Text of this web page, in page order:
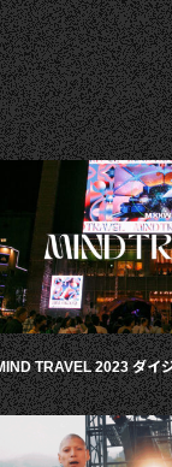
TRAVEL 2023 ダイ